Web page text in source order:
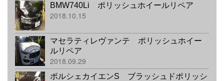
BMW740Li ポリッシュホイールリペア
2018.10.15
マセラティレヴァンテ ポリッシュホイー
ルリペア
2018.09.29
ポルシェカイエンS ブラッシュドポリッシ